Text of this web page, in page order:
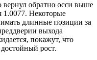
вернул обратно осси выше
1.0077. Некоторые
длинные позиции за
выхода
покажут, что
рост.